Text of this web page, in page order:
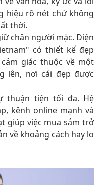
hiệu rõ nét chứ không
thời.
chân người mặc. Diện
có thiết kế đẹp
giác thuộc về một
lên, nơi cái đẹp được
thuận tiện tối đa. Hệ
kênh online mạnh và
giúp việc mua sắm trở
về khoảng cách hay lo